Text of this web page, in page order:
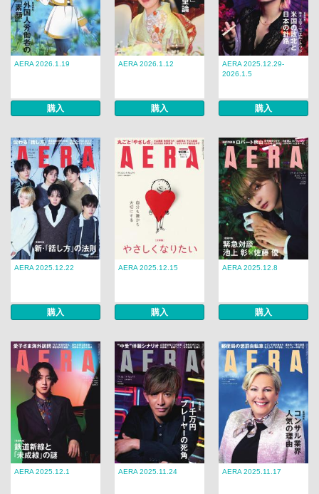
AERA 2026.1.19
購入
AERA 2026.1.12
購入
AERA 2025.12.29-
2026.1.5
購入
AERA 2025.12.22
購入
AERA 2025.12.15
購入
AERA 2025.12.8
購入
AERA 2025.12.1 AERA 2025.11.24 AERA 2025.11.17